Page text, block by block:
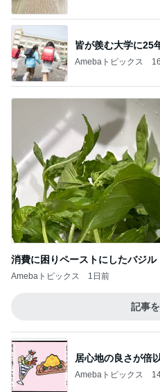
皆が羨む大学に25
Amebaトピックス
消費に困りペーストにしたバジル
Amebaトピックス 1日前
記事
居心地の良さが倍
Amebaトピックス